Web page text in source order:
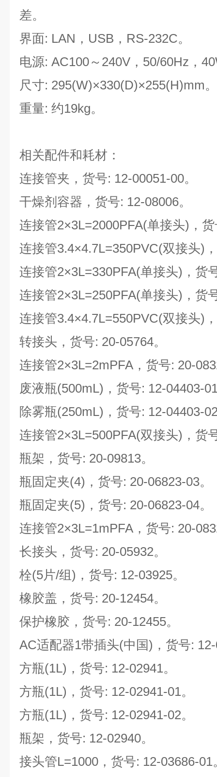
差。
界面: LAN，USB，RS-232C。
电源: AC100～240V，50/60Hz，
尺寸: 295(W)×330(D)×255(H)mm。
重量: 约19kg。
相关配件和耗材：
连接管夹，货号: 12-00051-00。
干燥剂容器，货号: 12-08006。
连接管2×3L=2000PFA(单接头)，
连接管3.4×4.7L=350PVC(双接头)
连接管2×3L=330PFA(单接头)，货
连接管2×3L=250PFA(单接头)，货
连接管3.4×4.7L=550PVC(双接头)
转接头，货号: 20-05764。
连接管2×3L=2mPFA，货号: 20-
废液瓶(500mL)，货号: 12-04403-
除雾瓶(250mL)，货号: 12-04403-
连接管2×3L=500PFA(双接头)，货
瓶架，货号: 20-09813。
瓶固定夹(4)，货号: 20-06823-03。
瓶固定夹(5)，货号: 20-06823-04。
连接管2×3L=1mPFA，货号: 20-
长接头，货号: 20-05932。
栓(5片/组)，货号: 12-03925。
橡胶盖，货号: 20-12454。
保护橡胶，货号: 20-12455。
AC适配器1带插头(中国)，货号:
方瓶(1L)，货号: 12-02941。
方瓶(1L)，货号: 12-02941-01。
方瓶(1L)，货号: 12-02941-02。
瓶架，货号: 12-02940。
接头管L=1000，货号: 12-03686-01